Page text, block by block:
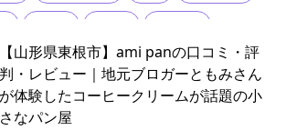
#菓子パン #食パン
【山形県東根市】ami panの口コミ・評
判・レビュー｜地元ブロガーともみさん
が体験したコーヒークリームが話題の小
さなパン屋